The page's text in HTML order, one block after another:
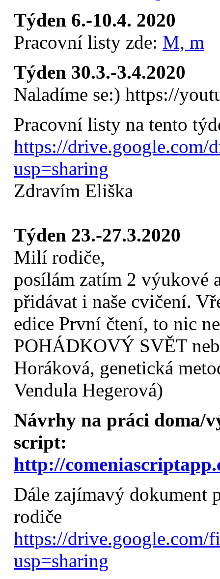
Týden 6.-10.4. 2020
Pracovní listy zde: M, m
Týden 30.3.-3.4.2020
Naladíme se:) https://
Pracovní listy na tento
https://
usp=sharing
Zdravím Eliška
Týden 23.-27.3.2020
Milí rodiče,
posílám zatím 2 výukové
přidávat i naše cvičení.
edice První čtení, to nic
POHÁDKOVÝ SVĚT
Horáková, genetická
Vendula Hegerová)
Návrhy na práci doma/
script:
http://
Dále zajímavý dokument
rodiče
https://
usp=sharing